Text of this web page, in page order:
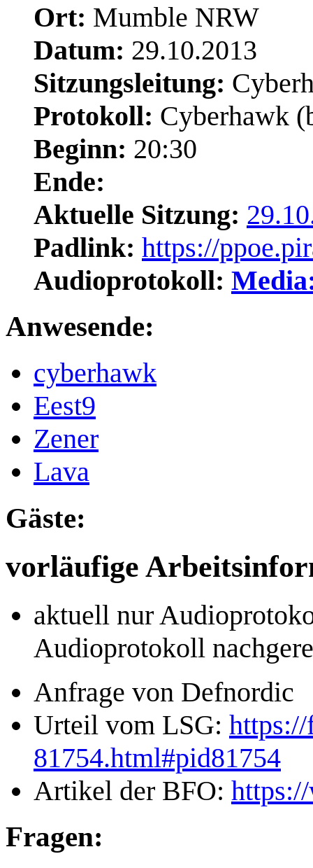
Ort: Mumble NRW
Datum: 29.10.2013
Sitzungsleitung:
Protokoll: Cyberhawk
Beginn: 20:30
Ende:
Aktuelle Sitzung:
Padlink: https://
Audioprotokoll:
Anwesende:
cyberhawk
Eest9
Zener
Lava
Gäste:
vorläufige
aktuell nur
Audioprotokoll
Anfrage von Defnordic
Urteil vom LSG:
81754.html#pid81754
Artikel der BFO:
Fragen: